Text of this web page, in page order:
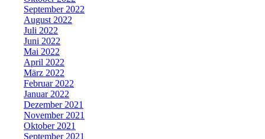
September 2022
August 2022
Juli 2022
Juni 2022
Mai 2022
April 2022
März 2022
Februar 2022
Januar 2022
Dezember 2021
November 2021
Oktober 2021
September 2021